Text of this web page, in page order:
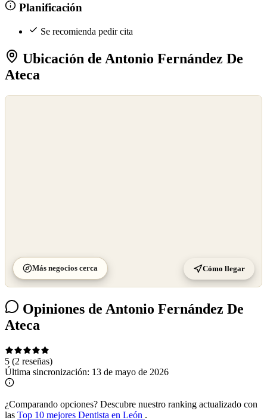
Planificación
Se recomienda pedir cita
Ubicación de Antonio Fernández De
Ateca
Más negocios cerca Cómo llegar
Opiniones de Antonio Fernández De
Ateca
5 (2 reseñas)
Última sincronización: 13 de mayo de 2026
¿Comparando opciones? Descubre nuestro ranking actualizado con
las Top 10 mejores Dentista en León .